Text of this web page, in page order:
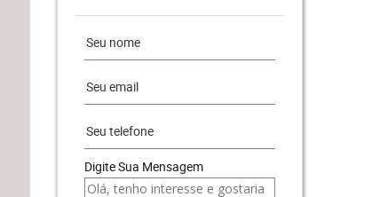
Digite Sua Mensagem